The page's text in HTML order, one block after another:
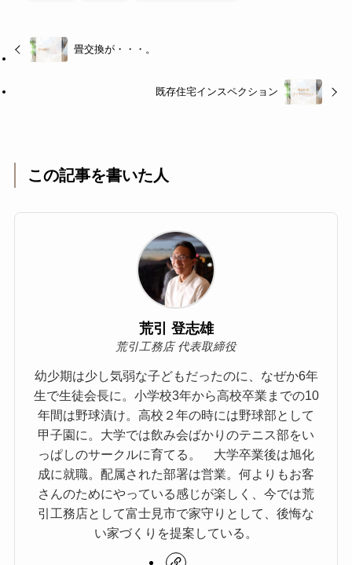
畳交換が・・・。
既存住宅インスペクション
この記事を書いた人
荒引 登志雄
荒引工務店 代表取締役
幼少期は少し気弱な子どもだったのに、なぜか6年
生で生徒会長に。小学校3年から高校卒業までの10
年間は野球漬け。高校２年の時には野球部として
甲子園に。大学では飲み会ばかりのテニス部をい
っぱしのサークルに育てる。 大学卒業後は旭化
成に就職。配属された部署は営業。何よりもお客
さんのためにやっている感じが楽しく、今では荒
引工務店として富士見市で家守りとして、後悔な
い家づくりを提案している。